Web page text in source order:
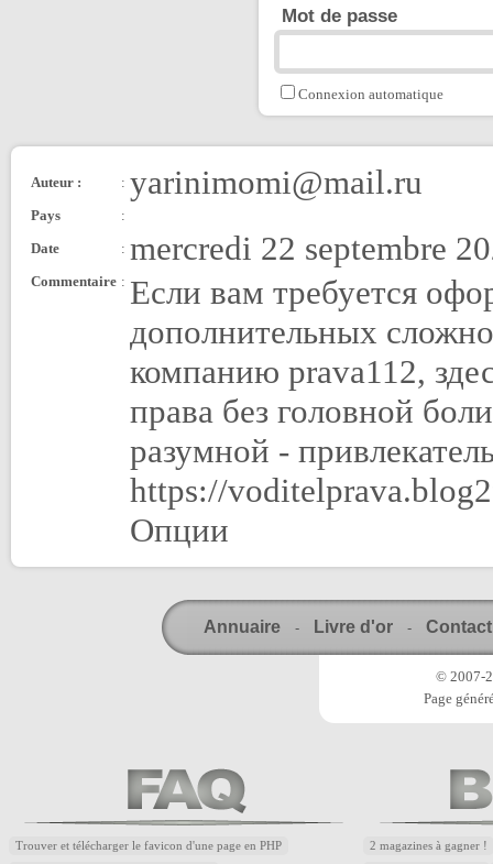
Mot de passe
Connexion automatique
Auteur : : yarinimomi@mail.ru
Pays
:
Date
: mercredi 22 septembre
Commentaire : Если вам требуется
дополнительных
компанию prava112,
права без головной
разумной -
https://
Опции
Annuaire - Livre d'or - Contact
© 2007-
Page
Trouver et télécharger le favicon d'une page en PHP 2 magazines à gagner !